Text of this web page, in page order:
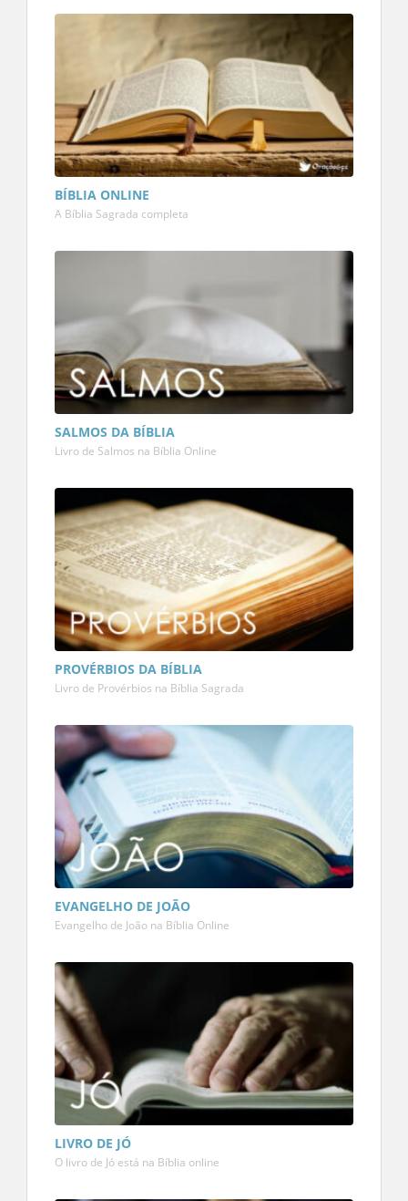
BÍBLIA ONLINE
A Bíblia Sagrada completa
SALMOS DA BÍBLIA
Livro de Salmos na Bíblia Online
PROVÉRBIOS DA BÍBLIA
Livro de Provérbios na Bíblia Sagrada
EVANGELHO DE JOÃO
Evangelho de João na Bíblia Online
LIVRO DE JÓ
O livro de Jó está na Bíblia online